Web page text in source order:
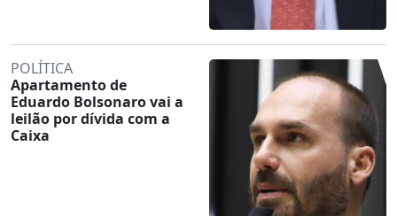
POLÍTICA
Apartamento de
Eduardo Bolsonaro vai a
leilão por dívida com a
Caixa